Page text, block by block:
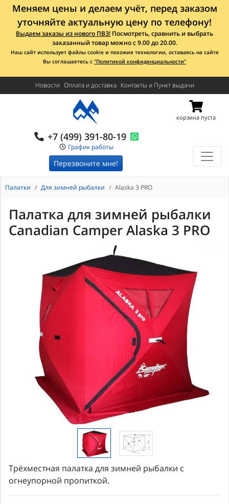
Меняем цены и делаем учёт, перед заказом
уточняйте актуальную цену по телефону!
Выдаем заказы из нового ПВЗ! Посмотреть, сравнить и выбрать
заказанный товар можно с 9.00 до 20.00.
Наш сайт использует файлы cookie и похожие технологии, оставаясь на сайте
Вы соглашаетесь с "Политикой конфиденциальности"
Новости Оплата и доставка Контакты и Пункт выдачи
+7 (499) 391-80-19
График работы
Перезвоните мне!
корзина пуста
Палатки Для зимней рыбалки Alaska 3 PRO
Палатка для зимней рыбалки
Canadian Camper Alaska 3 PRO
Трёхместная палатка для зимней рыбалки с
огнеупорной пропиткой.